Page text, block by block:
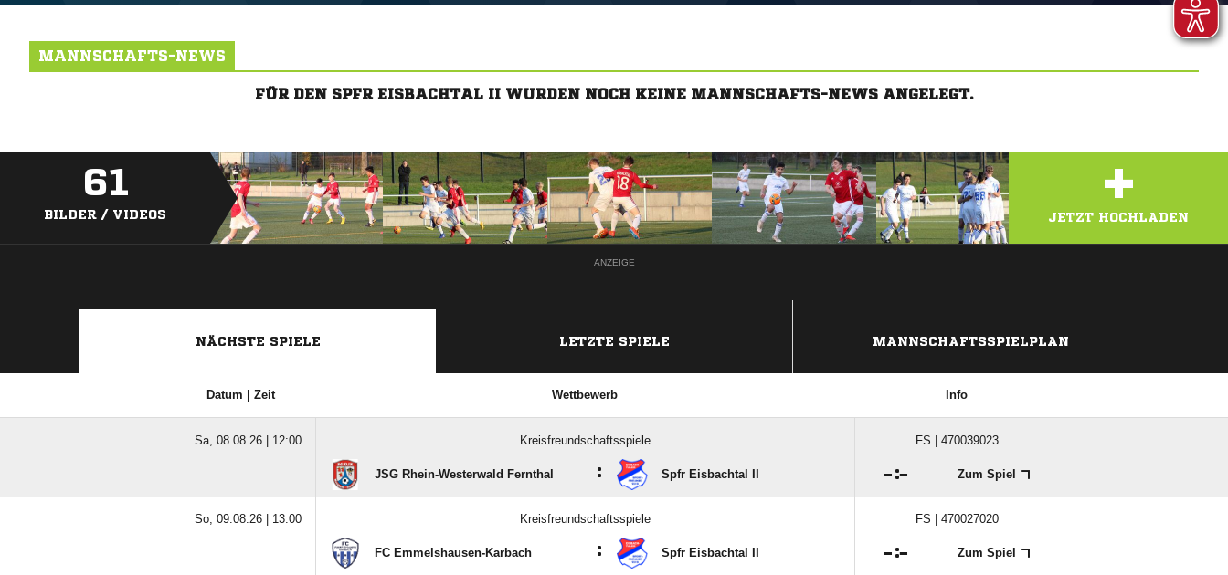
MANNSCHAFTS-NEWS
FÜR DEN SPFR EISBACHTAL II WURDEN NOCH KEINE MANNSCHAFTS-NEWS ANGELEGT.
61
BILDER / VIDEOS +
JETZT HOCHLADEN
ANZEIGE
NÄCHSTE SPIELE LETZTE SPIELE MANNSCHAFTSSPIELPLAN
Datum | Zeit Wettbewerb Info
Sa, 08.08.26 | 12:00 Kreisfreundschaftsspiele FS | 470039023
JSG Rhein-Westerwald Fernthal : Spfr Eisbachtal II : Zum Spiel
So, 09.08.26 | 13:00 Kreisfreundschaftsspiele FS | 470027020
FC Emmelshausen-Karbach : Spfr Eisbachtal II : Zum Spiel